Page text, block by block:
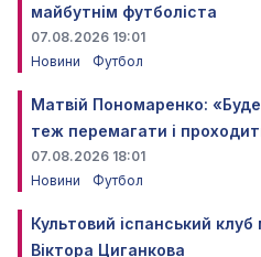
майбутнім футболіста
07.08.2026 19:01
Новини
Футбол
Матвій Пономаренко:
теж перемагати і
07.08.2026 18:01
Новини
Футбол
Культовий іспанський
Віктора Циганкова